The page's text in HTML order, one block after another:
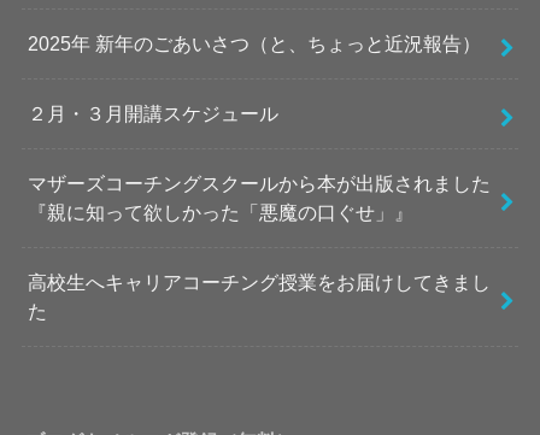
2025年 新年のごあいさつ（と、ちょっと近況報告）
２月・３月開講スケジュール
マザーズコーチングスクールから本が出版されました
『親に知って欲しかった「悪魔の口ぐせ」』
高校生へキャリアコーチング授業をお届けしてきまし
た